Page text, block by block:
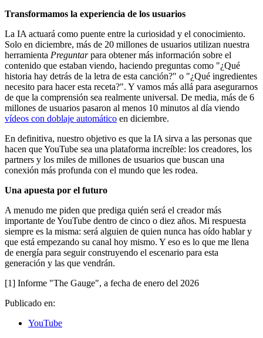
Transformamos la experiencia de los usuarios
La IA actuará como puente entre la curiosidad y el conocimiento.
Solo en diciembre, más de 20 millones de usuarios utilizan nuestra
herramienta Preguntarpara obtener más información sobre el
contenido que estaban viendo, haciendo preguntas como "¿Qué
historia hay detrás de la letra de esta canción?" o "¿Qué ingredientes
necesito para hacer esta receta?". Y vamos más allá para asegurarnos
de que la comprensión sea realmente universal. De media, más de 6
millones de usuarios pasaron al menos 10 minutos al día viendo
vídeos con doblaje automático en diciembre.
En definitiva, nuestro objetivo es que la IA sirva a las personas que
hacen que YouTube sea una plataforma increíble: los creadores, los
partners y los miles de millones de usuarios que buscan una
conexión más profunda con el mundo que les rodea.
Una apuesta por el futuro
A menudo me piden que prediga quién será el creador más
importante de YouTube dentro de cinco o diez años. Mi respuesta
siempre es la misma: será alguien de quien nunca has oído hablar y
que está empezando su canal hoy mismo. Y eso es lo que me llena
de energía para seguir construyendo el escenario para esta
generación y las que vendrán.
[1] Informe "The Gauge", a fecha de enero del 2026
Publicado en:
YouTube